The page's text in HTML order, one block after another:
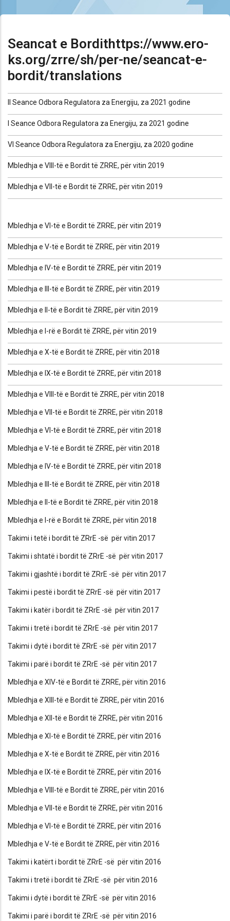
Seancat e Bordithttps://www.ero-
ks.org/zrre/sh/per-ne/seancat-e-
bordit/translations
II Seance Odbora Regulatora za Energiju, za 2021 godine
I Seance Odbora Regulatora za Energiju, za 2021 godine
VI Seance Odbora Regulatora za Energiju, za 2020 godine
Mbledhja e VIII-të e Bordit të ZRRE, për vitin 2019
Mbledhja e VII-të e Bordit të ZRRE, për vitin 2019
Mbledhja e VI-të e Bordit të ZRRE, për vitin 2019
Mbledhja e V-të e Bordit të ZRRE, për vitin 2019
Mbledhja e IV-të e Bordit të ZRRE, për vitin 2019
Mbledhja e III-të e Bordit të ZRRE, për vitin 2019
Mbledhja e II-të e Bordit të ZRRE, për vitin 2019
Mbledhja e I-rë e Bordit të ZRRE, për vitin 2019
Mbledhja e X-të e Bordit të ZRRE, për vitin 2018
Mbledhja e IX-të e Bordit të ZRRE, për vitin 2018
Mbledhja e VIII-të e Bordit të ZRRE, për vitin 2018
Mbledhja e VII-të e Bordit të ZRRE, për vitin 2018
Mbledhja e VI-të e Bordit të ZRRE, për vitin 2018
Mbledhja e V-të e Bordit të ZRRE, për vitin 2018
Mbledhja e IV-të e Bordit të ZRRE, për vitin 2018
Mbledhja e III-të e Bordit të ZRRE, për vitin 2018
Mbledhja e II-të e Bordit të ZRRE, për vitin 2018
Mbledhja e I-rë e Bordit të ZRRE, për vitin 2018
Takimi i tetë i bordit të ZRrE -së për vitin 2017
Takimi i shtatë i bordit të ZRrE -së për vitin 2017
Takimi i gjashtë i bordit të ZRrE -së për vitin 2017
Takimi i pestë i bordit të ZRrE -së për vitin 2017
Takimi i katër i bordit të ZRrE -së për vitin 2017
Takimi i tretë i bordit të ZRrE -së për vitin 2017
Takimi i dytë i bordit të ZRrE -së për vitin 2017
Takimi i parë i bordit të ZRrE -së për vitin 2017
Mbledhja e XIV-të e Bordit të ZRRE, për vitin 2016
Mbledhja e XIII-të e Bordit të ZRRE, për vitin 2016
Mbledhja e XII-të e Bordit të ZRRE, për vitin 2016
Mbledhja e XI-të e Bordit të ZRRE, për vitin 2016
Mbledhja e X-të e Bordit të ZRRE, për vitin 2016
Mbledhja e IX-të e Bordit të ZRRE, për vitin 2016
Mbledhja e VIII-të e Bordit të ZRRE, për vitin 2016
Mbledhja e VII-të e Bordit të ZRRE, për vitin 2016
Mbledhja e VI-të e Bordit të ZRRE, për vitin 2016
Mbledhja e V-të e Bordit të ZRRE, për vitin 2016
Takimi i katërt i bordit të ZRrE -së për vitin 2016
Takimi i tretë i bordit të ZRrE -së për vitin 2016
Takimi i dytë i bordit të ZRrE -së për vitin 2016
Takimi i parë i bordit të ZRrE -së për vitin 2016